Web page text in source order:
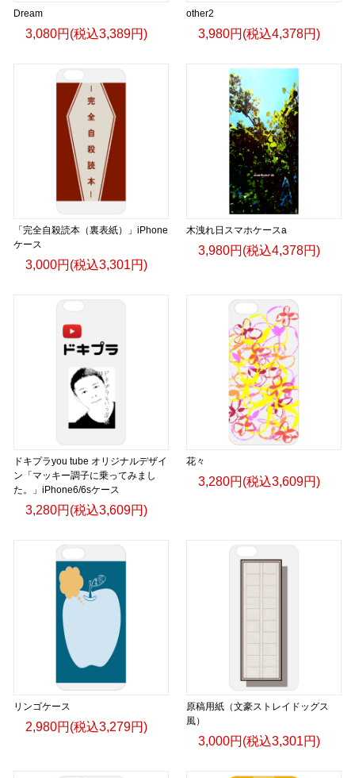
Dream
3,080円(税込3,389円)
other2
3,980円(税込4,378円)
「完全自殺読本（裏表紙）」iPhone
ケース
3,000円(税込3,301円)
木洩れ日スマホケースa
3,980円(税込4,378円)
ドキプラyou tube オリジナルデザイ
ン「マッキー調子に乗ってみまし
た。」iPhone6/6sケース
3,280円(税込3,609円)
花々
3,280円(税込3,609円)
リンゴケース
2,980円(税込3,279円)
原稿用紙（文豪ストレイドッグス
風）
3,000円(税込3,301円)